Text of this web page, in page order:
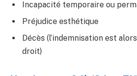
Incapacité temporaire ou
Préjudice esthétique
Décès (l’indemnisation est
droit)